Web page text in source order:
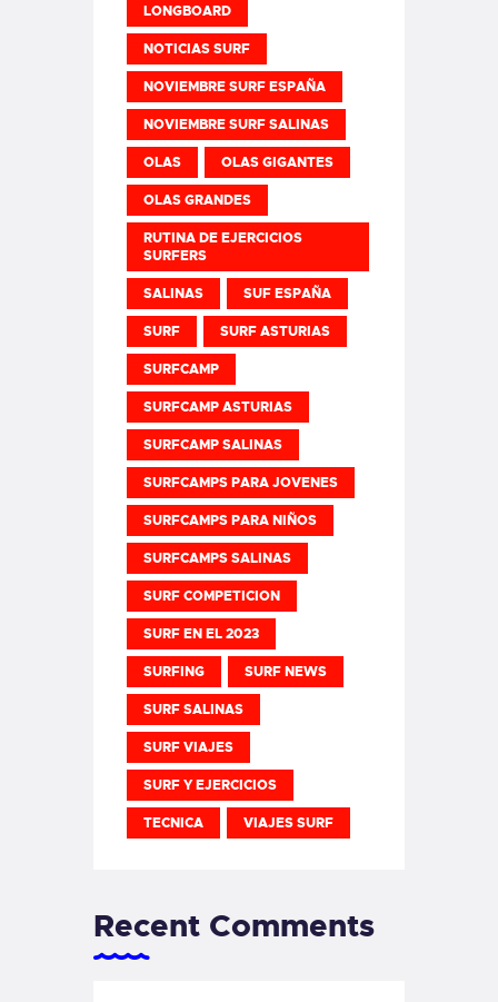
LONGBOARD
NOTICIAS SURF
NOVIEMBRE SURF ESPAÑA
NOVIEMBRE SURF SALINAS
OLAS OLAS GIGANTES
OLAS GRANDES
RUTINA DE EJERCICIOS
SURFERS
SALINAS SUF ESPAÑA
SURF SURF ASTURIAS
SURFCAMP
SURFCAMP ASTURIAS
SURFCAMP SALINAS
SURFCAMPS PARA JOVENES
SURFCAMPS PARA NIÑOS
SURFCAMPS SALINAS
SURF COMPETICION
SURF EN EL 2023
SURFING SURF NEWS
SURF SALINAS
SURF VIAJES
SURF Y EJERCICIOS
TECNICA VIAJES SURF
Recent Comments